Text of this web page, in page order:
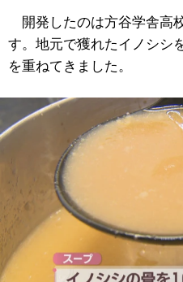
開発したのは方谷学舎高
す。地元で獲れたイノシシ
を重ねてきました。